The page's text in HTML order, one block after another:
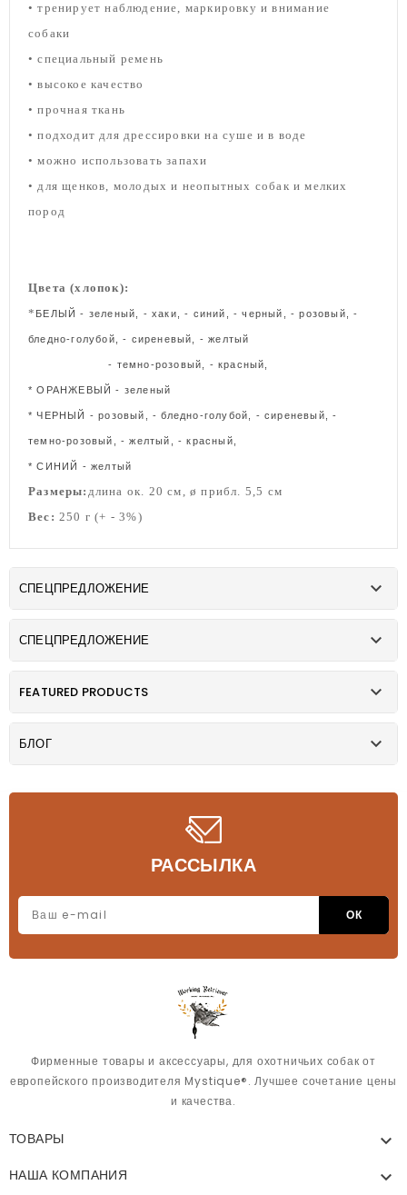
• тренирует наблюдение, маркировку и внимание
собаки
• специальный ремень
• высокое качество
• прочная ткань
• подходит для дрессировки на суше и в воде
• можно использовать запахи
• для щенков, молодых и неопытных собак и мелких
пород
Цвета (хлопок):
* БЕЛЫЙ - зеленый, - хаки, - синий, - черный, - розовый, -
бледно-голубой, - сиреневый, - желтый
- темно-розовый, - красный,
* ОРАНЖЕВЫЙ - зеленый
* ЧЕРНЫЙ - розовый, - бледно-голубой, - сиреневый, -
темно-розовый, - желтый, - красный,
* СИНИЙ - желтый
Размеры: длина ок. 20 см, ø прибл. 5,5 см
Вес: 250 г (+ - 3%)
СПЕЦПРЕДЛОЖЕНИЕ 
СПЕЦПРЕДЛОЖЕНИЕ 
FEATURED PRODUCTS 
БЛОГ 
РАССЫЛКА
Фирменные товары и аксессуары, для охотничьих собак от
европейского производителя Mystique®. Лучшее сочетание цены
и качества.
ТОВАРЫ 
НАША КОМПАНИЯ 